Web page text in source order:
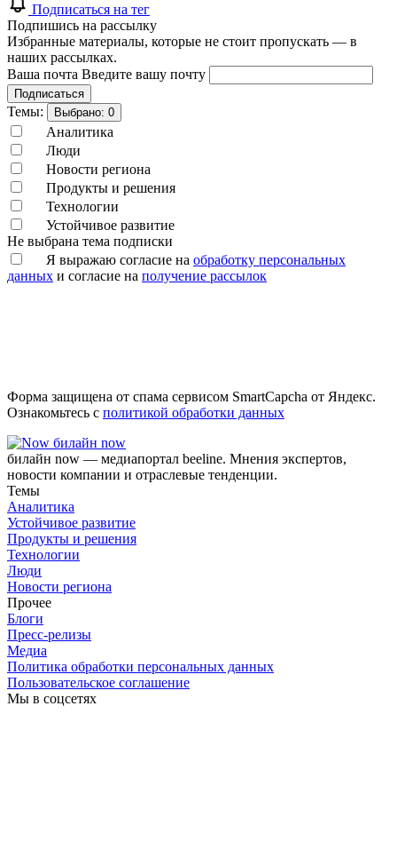
Подписаться на тег
Подпишись на рассылку
Избранные материалы, которые не стоит пропускать — в
наших рассылках.
Ваша почта Введите вашу почту
Подписаться
Темы: Выбрано: 0
Аналитика
Люди
Новости региона
Продукты и решения
Технологии
Устойчивое развитие
Не выбрана тема подписки
Я выражаю согласие на обработку персональных
данных и согласие на получение рассылок
Форма защищена от спама сервисом SmartCapcha от Яндекс.
Ознакомьтесь с политикой обработки данных
билайн now
билайн now — медиапортал beeline. Мнения экспертов,
новости компании и отраслевые тенденции.
Темы
Аналитика
Устойчивое развитие
Продукты и решения
Технологии
Люди
Новости региона
Прочее
Блоги
Пресс-релизы
Медиа
Политика обработки персональных данных
Пользовательское соглашение
Мы в соцсетях